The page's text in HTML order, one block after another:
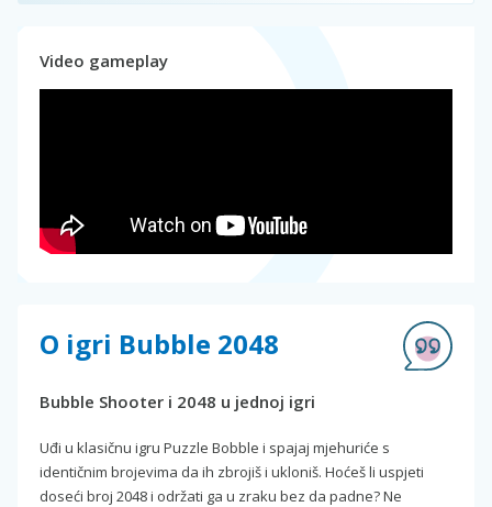
Video gameplay
O igri Bubble 2048
Bubble Shooter i 2048 u jednoj igri
Uđi u klasičnu igru Puzzle Bobble i spajaj mjehuriće s
identičnim brojevima da ih zbrojiš i ukloniš. Hoćeš li uspjeti
doseći broj 2048 i održati ga u zraku bez da padne? Ne